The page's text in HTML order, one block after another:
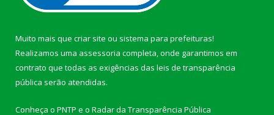
Muito mais que criar site ou sistema para prefeituras!
Realizamos uma assessoria completa, onde garantimos em
contrato que todas as exigências das leis de transparência
pública serão atendidas.
Conheça o PNTP e o Radar da Transparência Pública